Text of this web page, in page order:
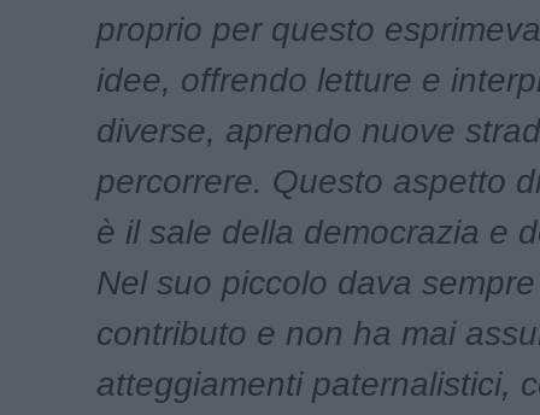
proprio per questo
idee, offrendo letture e
diverse, aprendo nuove
percorrere. Questo aspetto
è il sale della democrazia e
Nel suo piccolo dava
contributo e non ha mai
atteggiamenti paternalistici,